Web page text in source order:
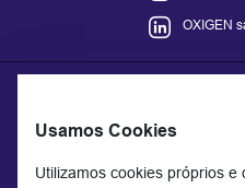
OXIGEN
complementa a relação entre o
Usamos Cookies
Utilizamos cookies próprios